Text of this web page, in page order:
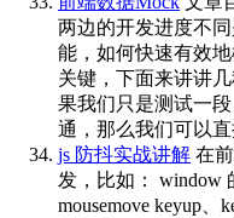
两边的开发进度不
能，如何快速有效
关键，下面来讲讲几
果我们只是测试一
通，那么我们可以
js 防抖实战讲解 在
发，比如： window
mousemove keyup